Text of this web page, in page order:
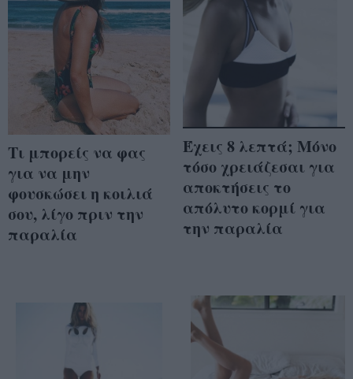
Τι μπορείς να φας
για να μην
φουσκώσει η κοιλιά
σου, λίγο πριν την
παραλία
Έχεις 8 λεπτά; Μόνο
τόσο χρειάζεσαι για
αποκτήσεις το
απόλυτο κορμί για
την παραλία